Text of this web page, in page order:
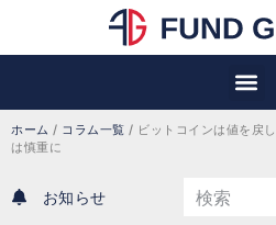
ホーム / コラム一覧 / ビットコインは値を戻
は慎重に
お知らせ